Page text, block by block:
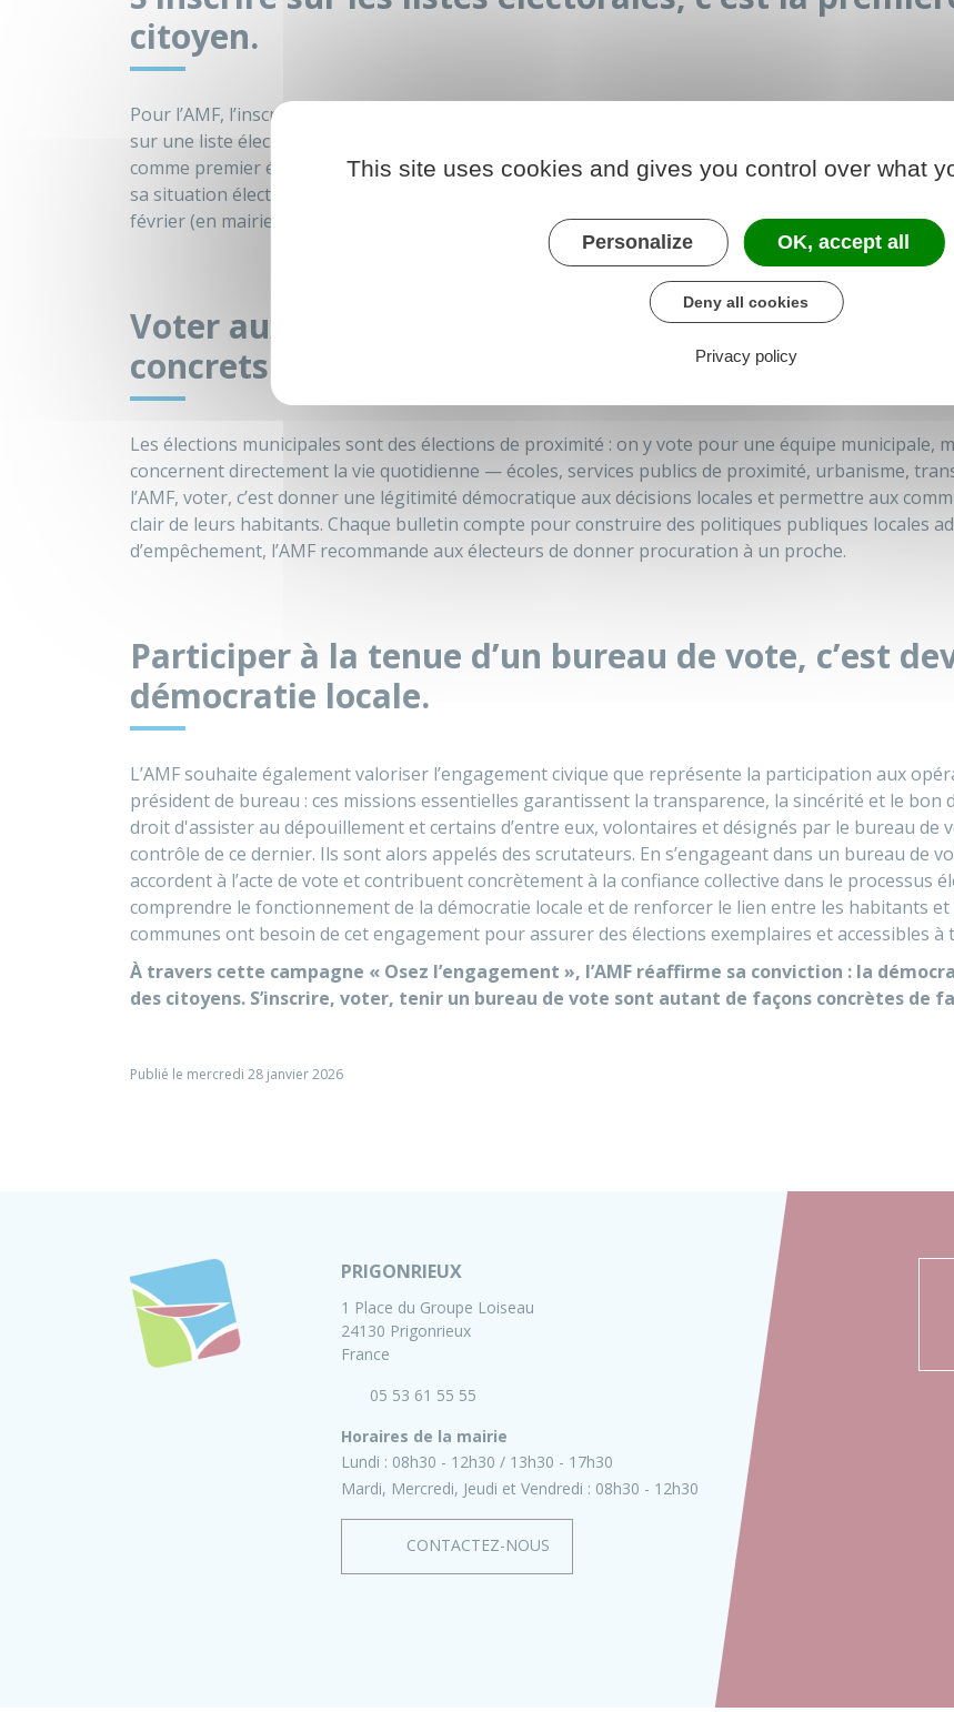
citoyen.
Pour l’AMF, l’inscription électorale ne se réduit pas seulement à une formalité administrative :
sur une liste électorale, c’est affirmer son appartenance à une communauté locale, participer à
comme premier échelon de la démocratie. À l’heure où la mobilité résidentielle s’accroît, l’AMF
sa situation électorale et à se réinscrire si nécessaire, afin que chacun puisse pleinement faire
février (en mairie) prochains.
Voter aux élections municipales (15 et 22 mars),
concrets pour son quotidien.
Les élections municipales sont des élections de proximité : on y vote pour une équipe municipale,
concernent directement la vie quotidienne — écoles, services publics de proximité, urbanisme,
l’AMF, voter, c’est donner une légitimité démocratique aux décisions locales et permettre aux
clair de leurs habitants. Chaque bulletin compte pour construire des politiques publiques locales
d’empêchement, l’AMF recommande aux électeurs de donner procuration à un proche.
Participer à la tenue d’un bureau de vote, c’est
démocratie locale.
L’AMF souhaite également valoriser l’engagement civique que représente la participation aux
président de bureau : ces missions essentielles garantissent la transparence, la sincérité et le
droit d'assister au dépouillement et certains d’entre eux, volontaires et désignés par le bureau
contrôle de ce dernier. Ils sont alors appelés des scrutateurs. En s’engageant dans un bureau de
accordent à l’acte de vote et contribuent concrètement à la confiance collective dans le processus
comprendre le fonctionnement de la démocratie locale et de renforcer le lien entre les habitants
communes ont besoin de cet engagement pour assurer des élections exemplaires et accessibles à
À travers cette campagne « Osez l’engagement », l’AMF réaffirme sa conviction : la
des citoyens. S’inscrire, voter, tenir un bureau de vote sont autant de façons concrètes de
Publié le mercredi 28 janvier 2026
PRIGONRIEUX
1 Place du Groupe Loiseau
24130 Prigonrieux
France
05 53 61 55 55
Horaires de la mairie
Lundi : 08h30 - 12h30
13h30 - 17h30
Mardi, Mercredi, Jeudi et Vendredi : 08h30 - 12h30
CONTACTEZ-NOUS
This site uses cookies and gives you control over what
Personalize OK, accept all
Deny all cookies
Privacy policy